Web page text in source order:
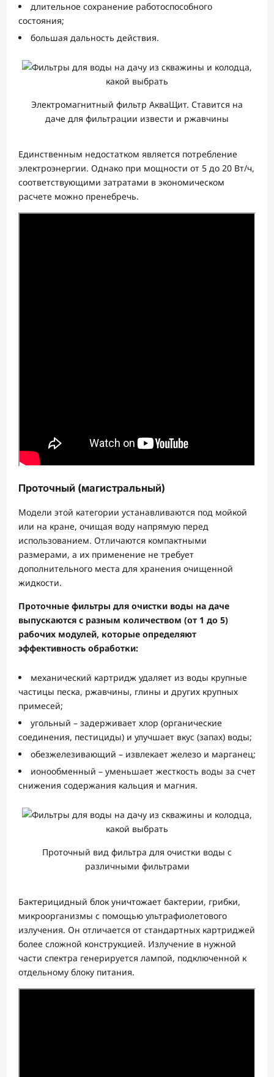
длительное сохранение работоспособного
состояния;
большая дальность действия.
Электромагнитный фильтр АкваЩит. Ставится на
даче для фильтрации извести и ржавчины
Единственным недостатком является потребление
электроэнергии. Однако при мощности от 5 до 20 Вт/ч,
соответствующими затратами в экономическом
расчете можно пренебречь.
Проточный (магистральный)
Модели этой категории устанавливаются под мойкой
или на кране, очищая воду напрямую перед
использованием. Отличаются компактными
размерами, а их применение не требует
дополнительного места для хранения очищенной
жидкости.
Проточные фильтры для очистки воды на даче
выпускаются с разным количеством (от 1 до 5)
рабочих модулей, которые определяют
эффективность обработки:
механический картридж удаляет из воды крупные
частицы песка, ржавчины, глины и других крупных
примесей;
угольный – задерживает хлор (органические
соединения, пестициды) и улучшает вкус (запах) воды;
обезжелезивающий – извлекает железо и марганец;
ионообменный – уменьшает жесткость воды за счет
снижения содержания кальция и магния.
Проточный вид фильтра для очистки воды с
различными фильтрами
Бактерицидный блок уничтожает бактерии, грибки,
микроорганизмы с помощью ультрафиолетового
излучения. Он отличается от стандартных картриджей
более сложной конструкцией. Излучение в нужной
части спектра генерируется лампой, подключенной к
отдельному блоку питания.